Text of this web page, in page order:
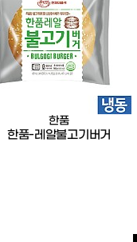
한품
한품-레알불고기버거